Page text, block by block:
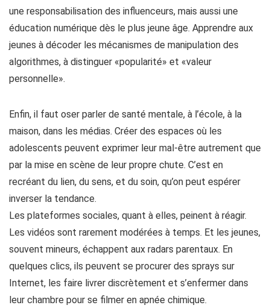
une responsabilisation des influenceurs, mais aussi une
éducation numérique dès le plus jeune âge. Apprendre aux
jeunes à décoder les mécanismes de manipulation des
algorithmes, à distinguer «popularité» et «valeur
personnelle».
Enfin, il faut oser parler de santé mentale, à l’école, à la
maison, dans les médias. Créer des espaces où les
adolescents peuvent exprimer leur mal-être autrement que
par la mise en scène de leur propre chute. C’est en
recréant du lien, du sens, et du soin, qu’on peut espérer
inverser la tendance.
Les plateformes sociales, quant à elles, peinent à réagir.
Les vidéos sont rarement modérées à temps. Et les jeunes,
souvent mineurs, échappent aux radars parentaux. En
quelques clics, ils peuvent se procurer des sprays sur
Internet, les faire livrer discrètement et s’enfermer dans
leur chambre pour se filmer en apnée chimique.